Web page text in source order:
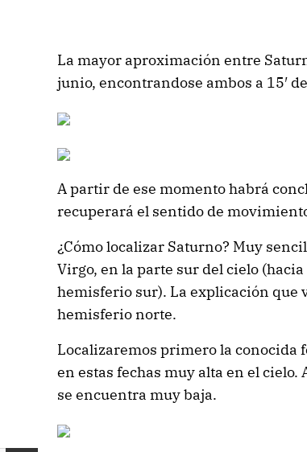
La mayor aproximación entre
junio, encontrandose ambos a 15′
A partir de ese momento habrá
recuperará el sentido de
¿Cómo localizar Saturno? Muy
Virgo, en la parte sur del cielo
hemisferio sur). La explicación que
hemisferio norte.
Localizaremos primero la conocida
en estas fechas muy alta en el
se encuentra muy baja.